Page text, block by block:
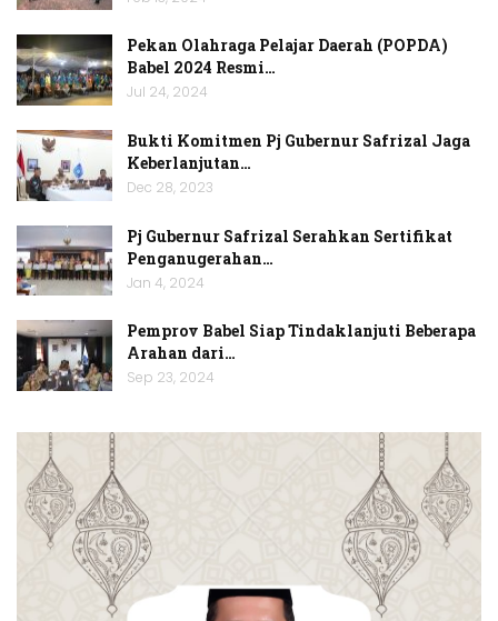
Pekan Olahraga Pelajar Daerah (POPDA)
Babel 2024 Resmi…
Jul 24, 2024
Bukti Komitmen Pj Gubernur Safrizal Jaga
Keberlanjutan…
Dec 28, 2023
Pj Gubernur Safrizal Serahkan Sertifikat
Penganugerahan…
Jan 4, 2024
Pemprov Babel Siap Tindaklanjuti Beberapa
Arahan dari…
Sep 23, 2024